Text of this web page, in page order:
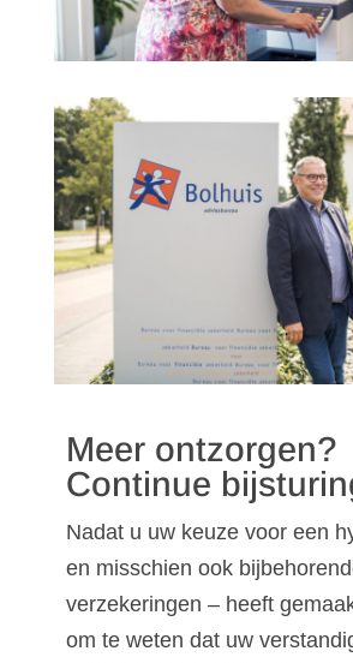
Meer ontzorgen?
Continue
Nadat u uw keuze voor een
en misschien ook
verzekeringen – heeft
om te weten dat uw